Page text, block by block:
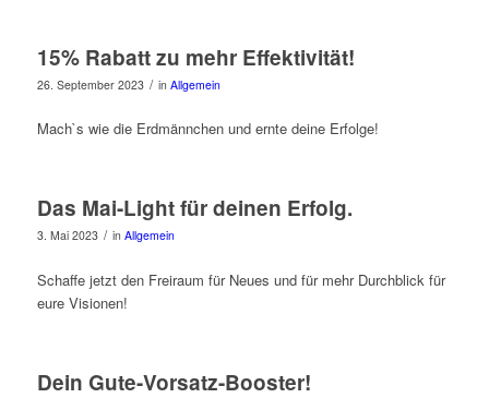
15% Rabatt zu mehr Effektivität!
26. September 2023 / in Allgemein
Mach`s wie die Erdmännchen und ernte deine Erfolge!
Das Mai-Light für deinen Erfolg.
3. Mai 2023 / in Allgemein
Schaffe jetzt den Freiraum für Neues und für mehr Durchblick für
eure Visionen!
Dein Gute-Vorsatz-Booster!